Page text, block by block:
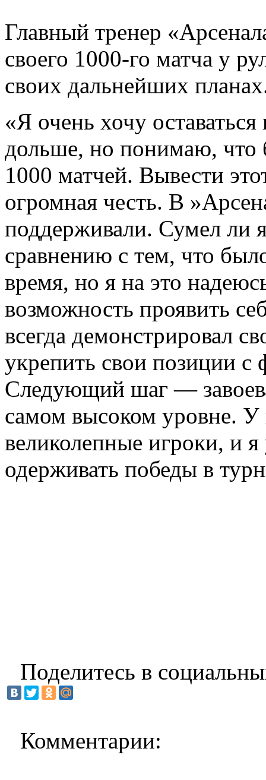
Главный тренер
своего 1000-го матча у
своих дальнейших
«Я очень хочу
дольше, но понимаю, что
1000 матчей. Вывести
огромная честь. В
поддерживали. Сумел ли
сравнению с тем, что
время, но я на это
возможность проявить
всегда демонстрировал
укрепить свои позиции с
Следующий шаг —
самом высоком уровне. У
великолепные игроки, и
одерживать победы в
Поделитесь в
Комментарии: